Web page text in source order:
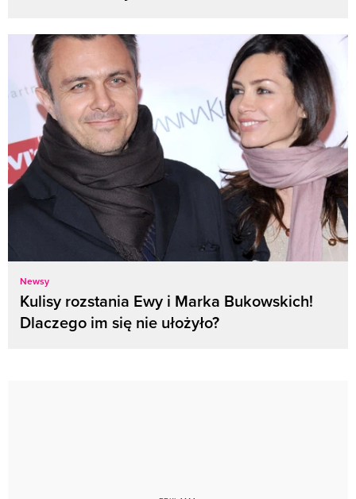
Newsy
Kulisy rozstania Ewy i Marka Bukowskich!
Dlaczego im się nie ułożyło?